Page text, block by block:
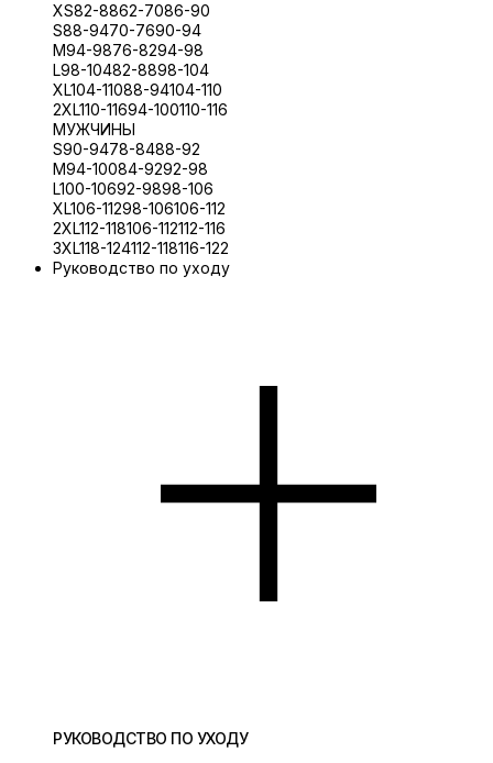
XS82-8862-7086-90
S88-9470-7690-94
M94-9876-8294-98
L98-10482-8898-104
XL104-11088-94104-110
2XL110-11694-100110-116
МУЖЧИНЫ
S90-9478-8488-92
M94-10084-9292-98
L100-10692-9898-106
XL106-11298-106106-112
2XL112-118106-112112-116
3XL118-124112-118116-122
Руководство по уходу
РУКОВОДСТВО ПО УХОДУ